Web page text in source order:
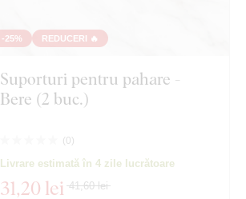
-25% REDUCERI 🔥
Suporturi pentru pahare -
Bere (2 buc.)
( 0)
Livrare estimată în 4 zile lucrătoare
31,20 lei 41,60 lei